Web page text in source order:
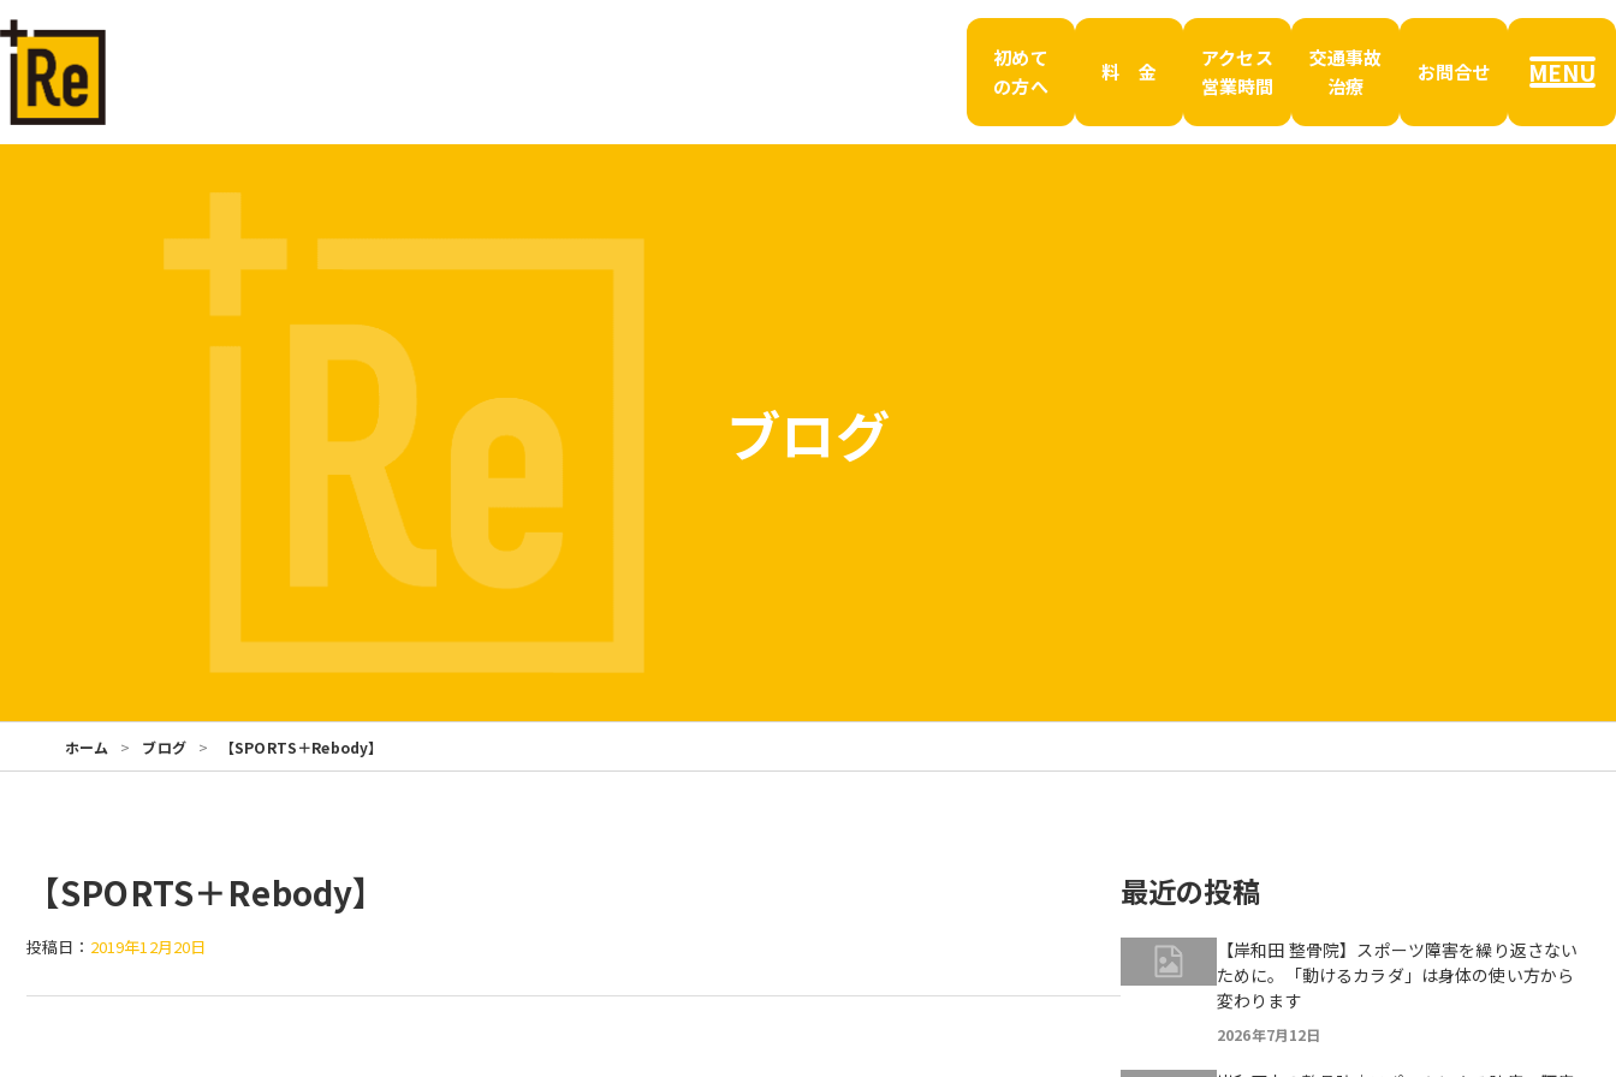
初めて
の方へ
料 金
アクセス
営業時間
交通事故
治療
お問合せ MENU
ブログ
ホーム ブログ 【SPORTS＋Rebody】
【SPORTS＋Rebody】
投稿日： 2019年12月20日
最近の投稿
【岸和田 整骨院】スポーツ障害を繰り返さない
ために。「動けるカラダ」は身体の使い方から
変わります
2026年7月12日